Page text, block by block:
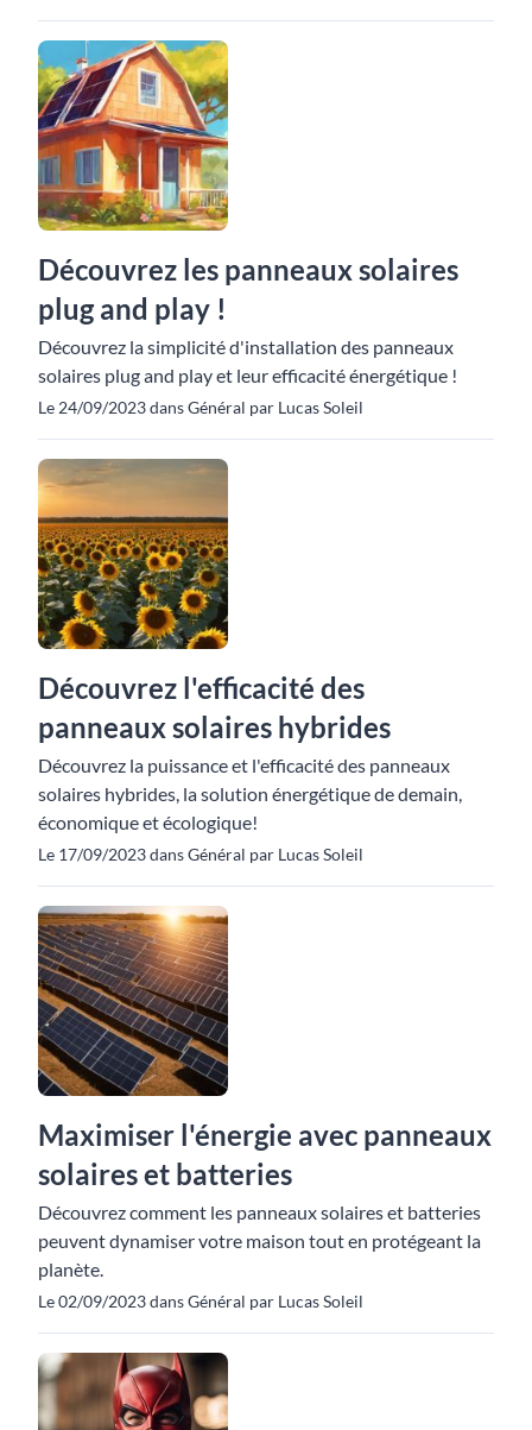
Découvrez les panneaux solaires
plug and play !
Découvrez la simplicité d'installation des panneaux
solaires plug and play et leur efficacité énergétique !
Le 24/09/2023 dans Général par Lucas Soleil
Découvrez l'efficacité des
panneaux solaires hybrides
Découvrez la puissance et l'efficacité des panneaux
solaires hybrides, la solution énergétique de demain,
économique et écologique!
Le 17/09/2023 dans Général par Lucas Soleil
Maximiser l'énergie avec panneaux
solaires et batteries
Découvrez comment les panneaux solaires et batteries
peuvent dynamiser votre maison tout en protégeant la
planète.
Le 02/09/2023 dans Général par Lucas Soleil